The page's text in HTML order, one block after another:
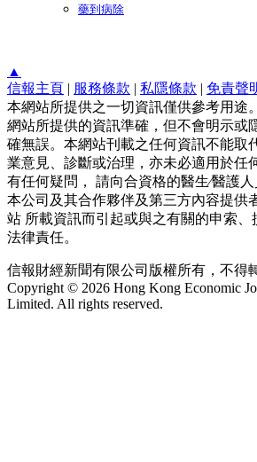
藥到病除
▲
信報主頁 | 服務條款 | 私隱條款 | 免責聲
本網站所提供之一切資訊僅供參考用途
網站所提供的資訊準確，但不會明示或
確無誤。本網站刊載之任何資訊不能取
業意見、診斷或治理，亦未必適用於任
有任何疑問， 請向合資格的醫生∕醫護人
本公司及其合作夥伴及第三方內容提供
站 所載資訊而引起或與之有關的申索
法律責任。
信報財經新聞有限公司版權所有，不得
Copyright © 2026 Hong Kong Economic
Limited. All rights reserved.